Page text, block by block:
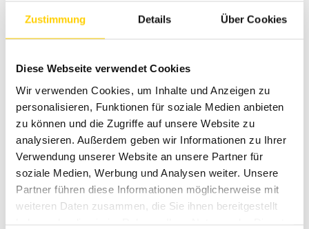
Zustimmung Details Über Cookies
Diese Webseite verwendet Cookies
Wir verwenden Cookies, um Inhalte und Anzeigen zu
personalisieren, Funktionen für soziale Medien anbieten
zu können und die Zugriffe auf unsere Website zu
analysieren. Außerdem geben wir Informationen zu Ihrer
Verwendung unserer Website an unsere Partner für
soziale Medien, Werbung und Analysen weiter. Unsere
Partner führen diese Informationen möglicherweise mit
weiteren Daten zusammen, die Sie ihnen bereitgestellt
Modeexperten vor Ort beraten dich gerne!
Entdecke die echte Modewelt von
Tara-M
Als dein verlässlicher Partner in Sachen Fashion und
Lifestyle steht Tara-M für erstklassige Qualität, modernste
Trends und einen herausragenden Kundenservice. Bei uns
findest du neben angesagten Top-Marken wie Vero Moda
eine sorgfältig kuratierte Auswahl an angesagter
Damenmode, die deine Persönlichkeit authentisch
unterstreicht. Unser oberstes Ziel ist es, dir stets ein
inspirierendes und angenehmes Einkaufserlebnis zu bieten –
ganz egal, ob du in unserem Onlineshop stöberst oder uns